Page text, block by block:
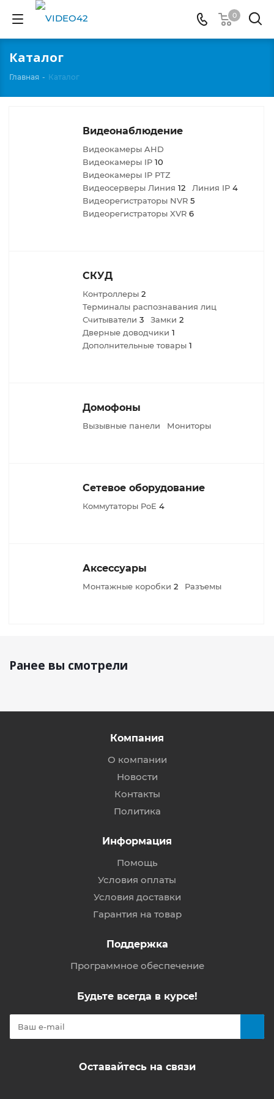
0
Каталог
Главная - Каталог
Видеонаблюдение
Видеокамеры AHD
Видеокамеры IP 10
Видеокамеры IP PTZ
Видеосерверы Линия 12 Линия IP 4
Видеорегистраторы NVR 5
Видеорегистраторы XVR 6
СКУД
Контроллеры 2
Терминалы распознавания лиц
Считыватели 3 Замки 2
Дверные доводчики 1
Дополнительные товары 1
Домофоны
Вызывные панели Мониторы
Сетевое оборудование
Коммутаторы PoE 4
Аксессуары
Монтажные коробки 2 Разъемы
Ранее вы смотрели
Компания
О компании
Новости
Контакты
Политика
Информация
Помощь
Условия оплаты
Условия доставки
Гарантия на товар
Поддержка
Программное обеспечение
Будьте всегда в курсе!
Оставайтесь на связи